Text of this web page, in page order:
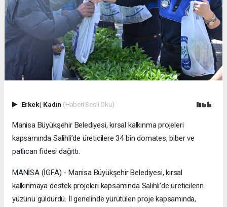
Erkek| Kadın (Haberi Sesli Oku)
Manisa Büyükşehir Belediyesi, kırsal kalkınma projeleri
kapsamında Salihli’de üreticilere 34 bin domates, biber ve
patlıcan fidesi dağıttı.
MANİSA (İGFA) - Manisa Büyükşehir Belediyesi, kırsal
kalkınmaya destek projeleri kapsamında Salihli’de üreticilerin
yüzünü güldürdü. İl genelinde yürütülen proje kapsamında,